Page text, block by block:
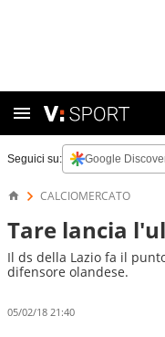
Seguici su: Google
CALCIOMERCATO
Tare lancia
Il ds della Lazio fa il
difensore olandese.
05/02/18 21:40